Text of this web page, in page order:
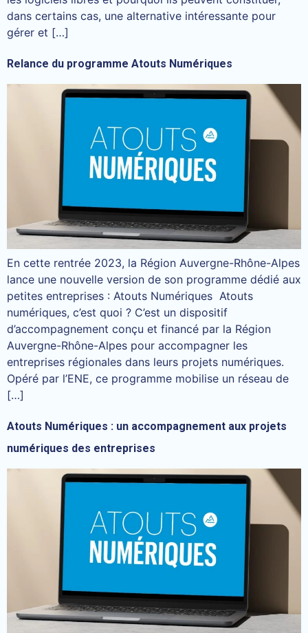
dans certains cas, une alternative intéressante pour
gérer et […]
Relance du programme Atouts Numériques
En cette rentrée 2023, la Région Auvergne-Rhône-Alpes
lance une nouvelle version de son programme dédié aux
petites entreprises : Atouts Numériques Atouts
numériques, c’est quoi ? C’est un dispositif
d’accompagnement conçu et financé par la Région
Auvergne-Rhône-Alpes pour accompagner les
entreprises régionales dans leurs projets numériques.
Opéré par l’ENE, ce programme mobilise un réseau de
[…]
Atouts Numériques : un accompagnement aux projets
numériques des entreprises